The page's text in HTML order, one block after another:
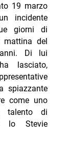
19 marzo
incidente
giorni di
del
Di lui
lasciato,
spiazzante
come uno
talento di
lo Stevie